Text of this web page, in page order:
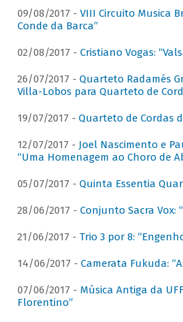
09/08/2017 - VIII Circuito Musica
Conde da Barca”
02/08/2017 - Cristiano Vogas:
26/07/2017 - Quarteto Radamés
Villa-Lobos para Quarteto de
19/07/2017 - Quarteto de Cordas
12/07/2017 - Joel Nascimento e
“Uma Homenagem ao Choro de
05/07/2017 - Quinta Essentia
28/06/2017 - Conjunto Sacra Vox:
21/06/2017 - Trio 3 por 8:
14/06/2017 - Camerata Fukuda:
07/06/2017 - Música Antiga da
Florentino”